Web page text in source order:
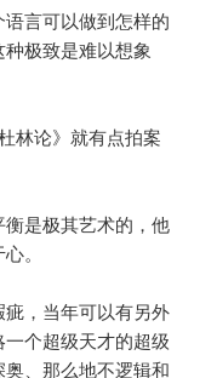
言可以做到怎样的
极致是难以想象
林论》就有点拍案
是极其艺术的，他
。
，当年可以有另外
个超级天才的超级
、那么地不逻辑和